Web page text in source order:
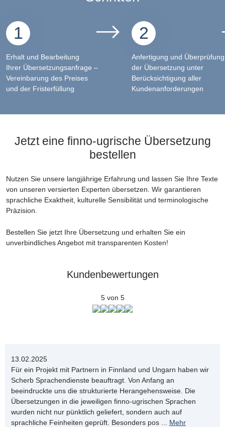
1
Erhalt und Bearbeitung
Ihrer Übersetzungsanfrage –
Vereinbarung des Preises
und der Fristerfüllung
2
Anfertigung und Überprüfung
der Übersetzung unter
Berücksichtigung aller
Kundenanforderungen
Jetzt eine finno-ugrische Übersetzung
bestellen
Nutzen Sie unsere langjährige Erfahrung und lassen Sie Ihre Texte
von unseren versierten Experten übersetzen. Wir garantieren
sprachliche Exaktheit, kulturelle Sensibilität und terminologische
Präzision.
Bestellen Sie jetzt Ihre Übersetzung und erhalten Sie ein
unverbindliches Angebot mit transparenten Kosten!
Kundenbewertungen
5 von 5
13.02.2025
Für ein Projekt mit Partnern in Finnland und Ungarn haben wir
Scherb Sprachendienste beauftragt. Von Anfang an
beeindruckte uns die strukturierte Herangehensweise. Die
Übersetzungen in die jeweiligen finno-ugrischen Sprachen
wurden nicht nur pünktlich geliefert, sondern auch auf
sprachliche Feinheiten geprüft. Besonders pos
Mehr